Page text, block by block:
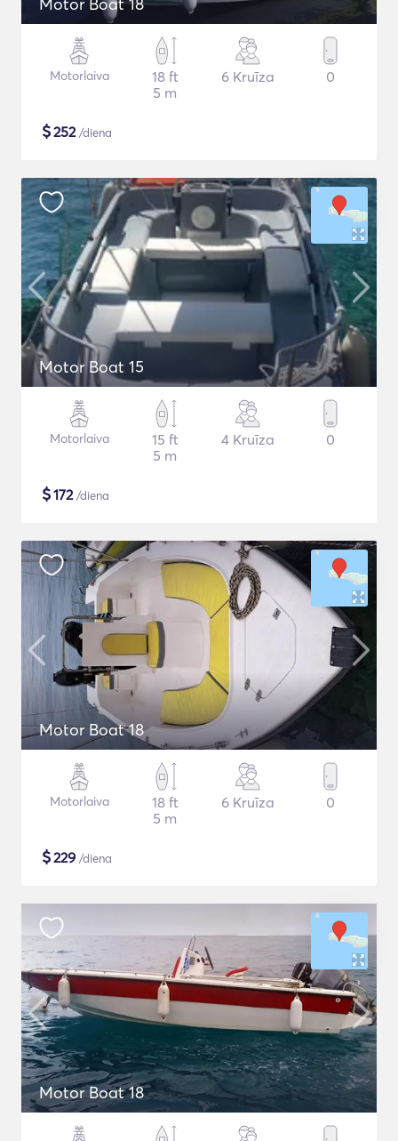
Motorlaiva
18 ft
5 m
6 Kruīza 0
$252/diena
Motor Boat 15
Motorlaiva
15 ft
5 m
4 Kruīza 0
$172/diena
Motor Boat 18
Motorlaiva
18 ft
5 m
6 Kruīza 0
$229 /diena
Motor Boat 18